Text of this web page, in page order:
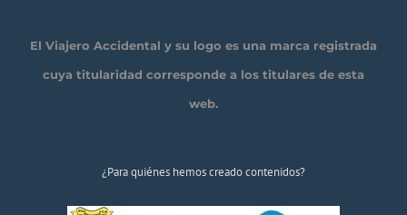
El Viajero Accidental y su logo es una marca registrada
cuya titularidad corresponde a los titulares de esta
web.
¿Para quiénes hemos creado contenidos?